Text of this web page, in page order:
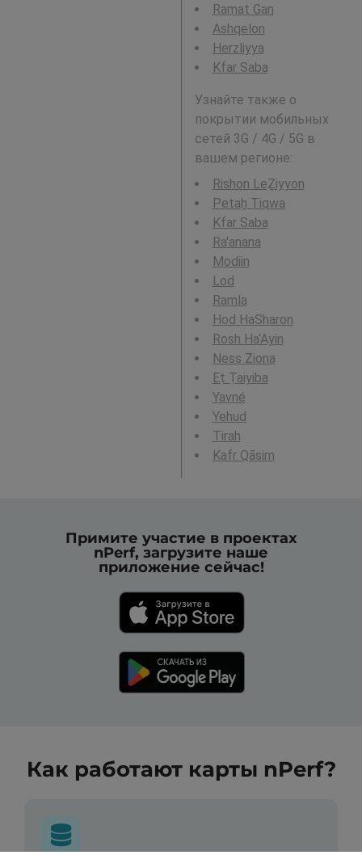
Ramat Gan
Ashqelon
Herzliyya
Kfar Saba
Узнайте также о
покрытии мобильных
сетей 3G / 4G / 5G в
вашем регионе:
Rishon LeẔiyyon
Petaẖ Tiqwa
Kfar Saba
Ra'anana
Modiin
Lod
Ramla
Hod HaSharon
Rosh Ha‘Ayin
Ness Ziona
Eṭ Ṭaiyiba
Yavné
Yehud
Tirah
Kafr Qāsim
Примите участие в проектах
nPerf, загрузите наше
приложение сейчас!
Как работают карты nPerf?